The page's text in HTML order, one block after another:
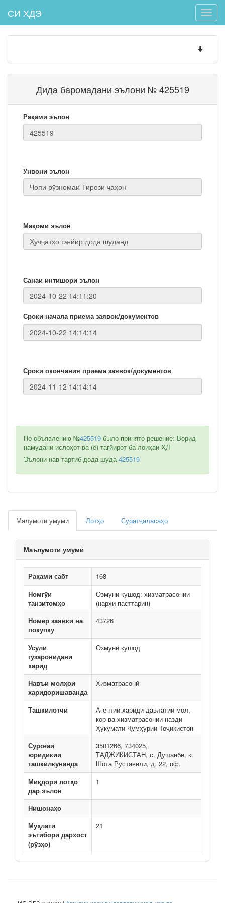
Toggle
СИ ХДЭ
Toggle
Дида баромадани эълони № 425519
Рақами эълон
Унвони эълон
Мақоми эълон
Санаи интишори эълон
Сроки начала приема заявок/документов
Сроки окончания приема заявок/документов
По объявлению №425519 было принято решение: Ворид
намудани ислоҳот ва (ё) тағйирот ба лоиҳаи ҲЛ
Эълони нав тартиб дода шуда425519
Малумоти умумӣ Лотҳо Суратҷаласаҳо
Маълумоти умумӣ
Рақами сабт
168
Номгӯи
танзитомҳо
Озмуни кушод: хизматрасонии
(нархи пасттарин)
Номер заявки на
покупку
43726
Усули
гузаронидани
харид
Озмуни кушод
Навъи молҳои
харидоришаванда
Хизматрасонӣ
Ташкилотчӣ
Агентии хариди давлатии мол,
кор ва хизматрасонии назди
Ҳукумати Ҷумҳурии Тоҷикистон
Суроғаи
юридикии
ташкилкунанда
3501266, 734025,
ТАДЖИКИСТАН, с. Душанбе, к.
Шота Руставели, д. 22, оф.
Миқдори лотҳо
дар эълон
1
Нишонаҳо
Мӯҳлати
эътибори дархост
(рӯзҳо)
21